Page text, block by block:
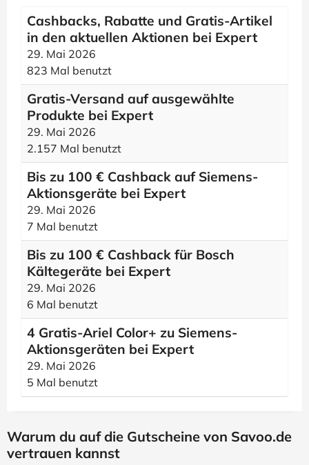
Cashbacks, Rabatte und Gratis-Artikel
in den aktuellen Aktionen bei Expert
29. Mai 2026
823 Mal benutzt
Gratis-Versand auf ausgewählte
Produkte bei Expert
29. Mai 2026
2.157 Mal benutzt
Bis zu 100 € Cashback auf Siemens-
Aktionsgeräte bei Expert
29. Mai 2026
7 Mal benutzt
Bis zu 100 € Cashback für Bosch
Kältegeräte bei Expert
29. Mai 2026
6 Mal benutzt
4 Gratis-Ariel Color+ zu Siemens-
Aktionsgeräten bei Expert
29. Mai 2026
5 Mal benutzt
Warum du auf die Gutscheine von Savoo.de
vertrauen kannst